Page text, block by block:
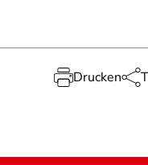
Drucken